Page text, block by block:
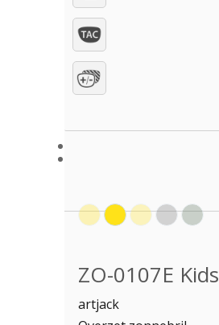
ZO-0107E Kids
artjack